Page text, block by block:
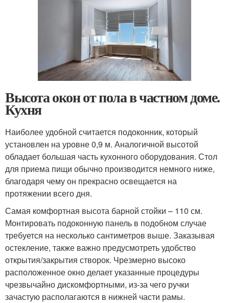
Высота окон от пола в частном доме.
Кухня
Наиболее удобной считается подоконник, который
установлен на уровне 0,9 м. Аналогичной высотой
обладает большая часть кухонного оборудования. Стол
для приема пищи обычно производится немного ниже,
благодаря чему он прекрасно освещается на
протяжении всего дня.
Самая комфортная высота барной стойки – 110 см.
Монтировать подоконную панель в подобном случае
требуется на несколько сантиметров выше. Заказывая
остекление, также важно предусмотреть удобство
открытия/закрытия створок. Чрезмерно высоко
расположенное окно делает указанные процедуры
чрезвычайно дискомфортными, из-за чего ручки
зачастую располагаются в нижней части рамы.